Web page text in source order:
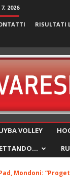
2026
RISULTATI
VOLLEY
Mondoni: